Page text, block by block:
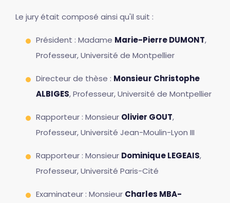
Le jury était composé ainsi qu'il suit :
Président : Madame Marie-Pierre DUMONT,
Professeur, Université de Montpellier
Directeur de thèse : Monsieur Christophe
ALBIGES, Professeur, Université de Montpellier
Rapporteur : Monsieur Olivier GOUT,
Professeur, Université Jean-Moulin-Lyon III
Rapporteur : Monsieur Dominique LEGEAIS,
Professeur, Université Paris-Cité
Examinateur : Monsieur Charles MBA-